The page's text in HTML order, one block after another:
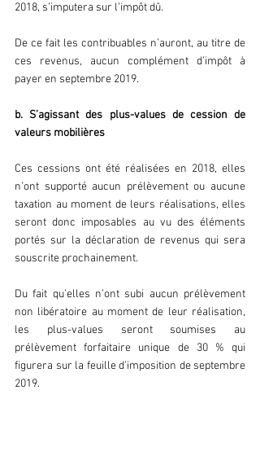
2018, s’imputera sur l’impôt dû.
De ce fait les contribuables n’auront, au titre de
ces revenus, aucun complément d’impôt à
payer en septembre 2019.
b. S’agissant des plus-values de cession de
valeurs mobilières
Ces cessions ont été réalisées en 2018, elles
n’ont supporté aucun prélèvement ou aucune
taxation au moment de leurs réalisations, elles
seront donc imposables au vu des éléments
portés sur la déclaration de revenus qui sera
souscrite prochainement.
Du fait qu’elles n’ont subi aucun prélèvement
non libératoire au moment de leur réalisation,
les plus-values seront soumises au
prélèvement forfaitaire unique de 30 % qui
figurera sur la feuille d’imposition de septembre
2019.